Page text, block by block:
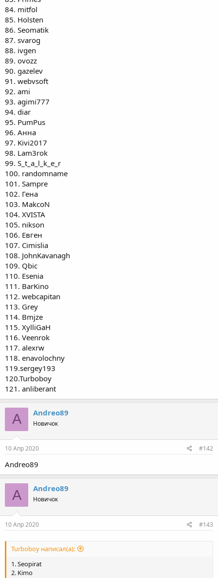
84. mitfol
85. Holsten
86. Seomatik
87. svarog
88. ivgen
89. ovozz
90. gazelev
91. webvsoft
92. ami
93. agimi777
94. diar
95. PumPus
96. Анна
97. Kivi2017
98. Lam3rok
99. S_t_a_l_k_e_r
100. randomname
101. Sampre
102. Гена
103. MakcoN
104. XVISTA
105. nikson
106. Евген
107. Cimislia
108. JohnKavanagh
109. Qbic
110. Esenia
111. BarKino
112. webcapitan
113. Grey
114. Bmjze
115. XylliGaH
116. Veenrok
117. alexrw
118. enavolochny
119.sergey193
120.Turboboy
121. anliberant
A Andreo89
Новичок
10 Апр 2020 #142
Andreo89
A Andreo89
Новичок
10 Апр 2020 #143
Turboboy написал(а):
1. Seopirat
2. Kimo